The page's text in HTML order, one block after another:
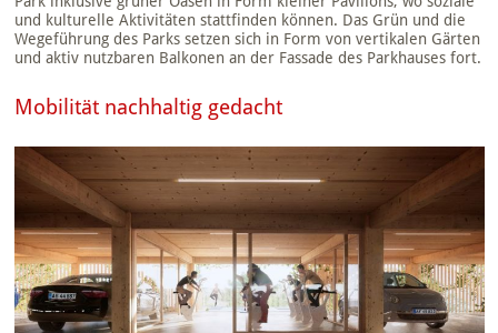
und kulturelle Aktivitäten stattfinden können. Das Grün und die
Wegeführung des Parks setzen sich in Form von vertikalen Gärten
und aktiv nutzbaren Balkonen an der Fassade des Parkhauses fort.
Mobilität nachhaltig gedacht